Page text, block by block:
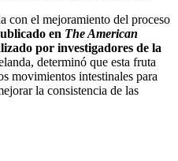
con el mejoramiento del proceso
en The American
por investigadores de la
determinó que esta fruta
movimientos intestinales para
la consistencia de las